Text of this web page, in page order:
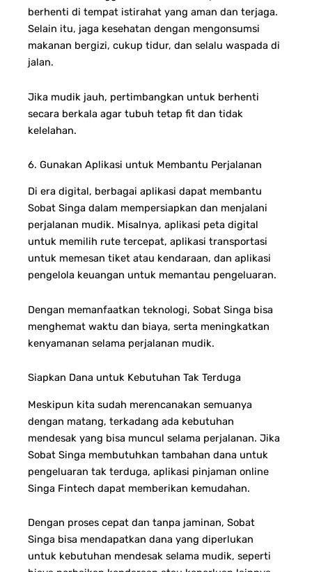
berhenti di tempat istirahat yang aman dan terjaga.
Selain itu, jaga kesehatan dengan mengonsumsi
makanan bergizi, cukup tidur, dan selalu waspada di
jalan.
Jika mudik jauh, pertimbangkan untuk berhenti
secara berkala agar tubuh tetap fit dan tidak
kelelahan.
6. Gunakan Aplikasi untuk Membantu Perjalanan
Di era digital, berbagai aplikasi dapat membantu
Sobat Singa dalam mempersiapkan dan menjalani
perjalanan mudik. Misalnya, aplikasi peta digital
untuk memilih rute tercepat, aplikasi transportasi
untuk memesan tiket atau kendaraan, dan aplikasi
pengelola keuangan untuk memantau pengeluaran.
Dengan memanfaatkan teknologi, Sobat Singa bisa
menghemat waktu dan biaya, serta meningkatkan
kenyamanan selama perjalanan mudik.
Siapkan Dana untuk Kebutuhan Tak Terduga
Meskipun kita sudah merencanakan semuanya
dengan matang, terkadang ada kebutuhan
mendesak yang bisa muncul selama perjalanan. Jika
Sobat Singa membutuhkan tambahan dana untuk
pengeluaran tak terduga, aplikasi pinjaman online
Singa Fintech dapat memberikan kemudahan.
Dengan proses cepat dan tanpa jaminan, Sobat
Singa bisa mendapatkan dana yang diperlukan
untuk kebutuhan mendesak selama mudik, seperti